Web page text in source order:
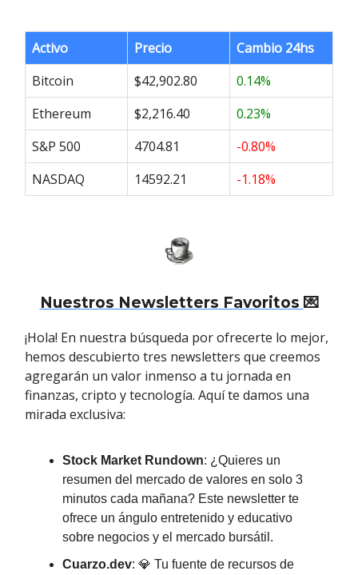
Activo Precio
Cambio 24hs
Bitcoin
$42,902.80
0.14%
Ethereum
$2,216.40
0.23%
S&P 500
4704.81
-0.80%
NASDAQ
14592.21 -1.18%
Nuestros Newsletters Favoritos 💌
¡Hola! En nuestra búsqueda por ofrecerte lo mejor,
hemos descubierto tres newsletters que creemos
agregarán un valor inmenso a tu jornada en
finanzas, cripto y tecnología. Aquí te damos una
mirada exclusiva:
Stock Market Rundown: ¿Quieres un
resumen del mercado de valores en solo 3
minutos cada mañana? Este newsletter te
ofrece un ángulo entretenido y educativo
sobre negocios y el mercado bursátil.
Cuarzo.dev: 💎 Tu fuente de recursos de